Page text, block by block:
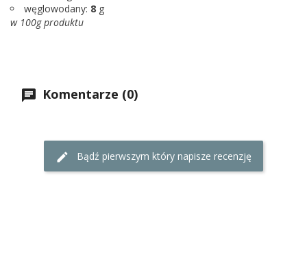
węglowodany: 8 g
w 100g produktu
Komentarze (0)
Bądź pierwszym który napisze recenzję